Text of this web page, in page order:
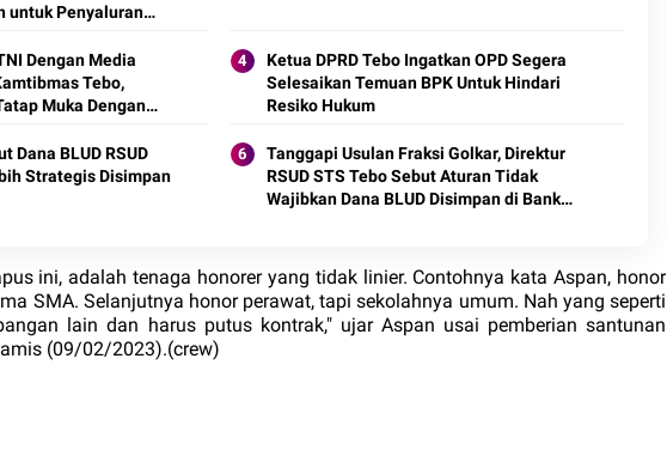
untuk Penyaluran
Dengan Media
Tebo,
Muka Dengan
Ketua DPRD Tebo Ingatkan OPD Segera
Selesaikan Temuan BPK Untuk Hindari
Resiko Hukum
Dana BLUD RSUD
Strategis Disimpan
Tanggapi Usulan Fraksi Golkar, Direktur
RSUD STS Tebo Sebut Aturan Tidak
Wajibkan Dana BLUD Disimpan di Bank
ini, adalah tenaga honorer yang tidak linier. Contohnya kata Aspan, honor
SMA. Selanjutnya honor perawat, tapi sekolahnya umum. Nah yang seperti
lain dan harus putus kontrak," ujar Aspan usai pemberian santunan
(09/02/2023).(crew)